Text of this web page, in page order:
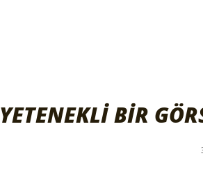
YETENEKLİ BİR